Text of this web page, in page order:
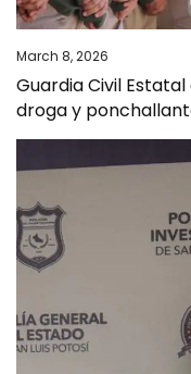
March 8, 2026
Guardia Civil
droga y